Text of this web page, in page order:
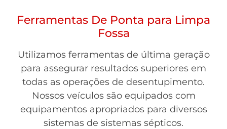
Ferramentas De Ponta para Limpa
Fossa
Utilizamos ferramentas de última geração
para assegurar resultados superiores em
todas as operações de desentupimento.
Nossos veículos são equipados com
equipamentos apropriados para diversos
sistemas de sistemas sépticos.